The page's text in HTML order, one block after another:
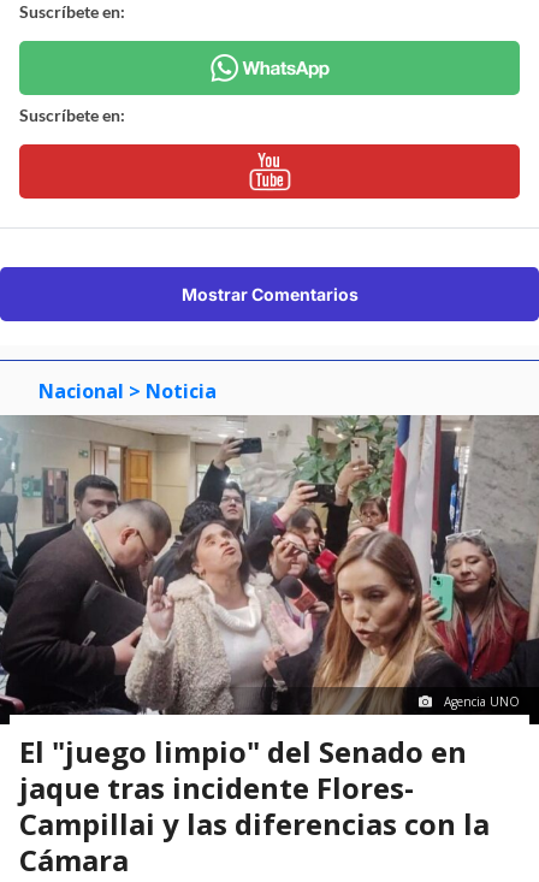
Suscríbete en:
Suscríbete en:
Mostrar Comentarios
Nacional > Noticia
Agencia UNO
El "juego limpio" del Senado en
jaque tras incidente Flores-
Campillai y las diferencias con la
Cámara